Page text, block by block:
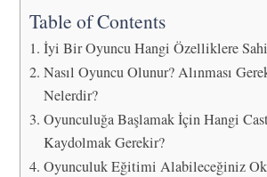
Table of Contents
İyi Bir Oyuncu Hangi Özelliklere
Nasıl Oyuncu Olunur? Alınması
Nelerdir?
Oyunculuğa Başlamak İçin Hangi
Kaydolmak Gerekir?
Oyunculuk Eğitimi Alabileceğiniz